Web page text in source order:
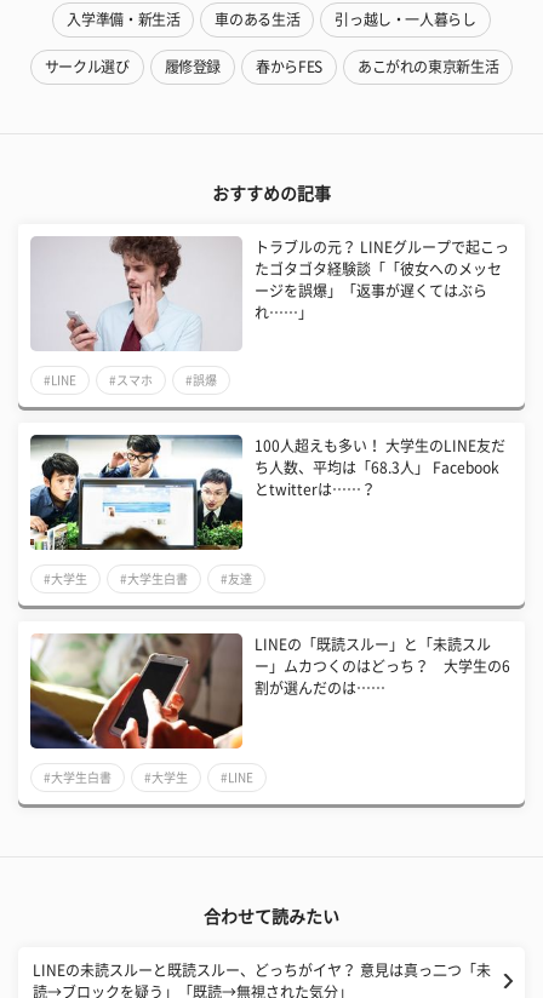
入学準備・新生活 車のある生活 引っ越し・一人暮らし
サークル選び 履修登録 春からFES あこがれの東京新生活
おすすめの記事
トラブルの元？ LINEグループで起こっ
たゴタゴタ経験談「「彼女へのメッセ
ージを誤爆」「返事が遅くてはぶら
れ……」
#LINE #スマホ #誤爆
100人超えも多い！ 大学生のLINE友だ
ち人数、平均は「68.3人」 Facebook
とtwitterは……？
#大学生 #大学生白書 #友達
LINEの「既読スルー」と「未読スル
ー」ムカつくのはどっち？ 大学生の6
割が選んだのは……
#大学生白書 #大学生 #LINE
合わせて読みたい
LINEの未読スルーと既読スルー、どっちがイヤ？ 意見は真っ二つ「未
読→ブロックを疑う」「既読→無視された気分」